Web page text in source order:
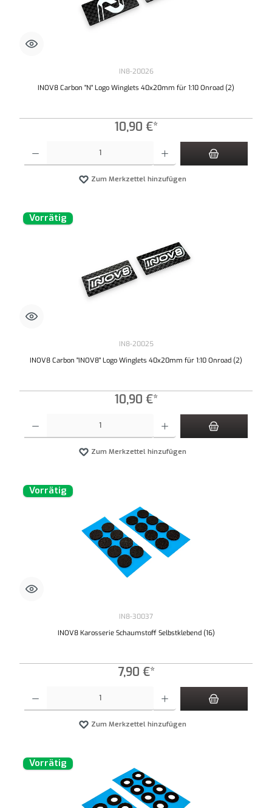
IN8-20026
INOV8 Carbon "N" Logo Winglets 40x20mm für 1:10 Onroad (2)
10,90 €*
Zum Merkzettel hinzufügen
Vorrätig
IN8-20025
INOV8 Carbon "INOV8" Logo Winglets 40x20mm für 1:10 Onroad (2)
10,90 €*
Zum Merkzettel hinzufügen
Vorrätig
IN8-30037
INOV8 Karosserie Schaumstoff Selbstklebend (16)
7,90 €*
Zum Merkzettel hinzufügen
Vorrätig